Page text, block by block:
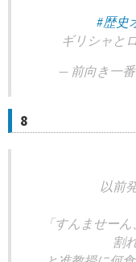
#歴史
ギリシャと
— 前向き一番
8
以前
「すんませー
割